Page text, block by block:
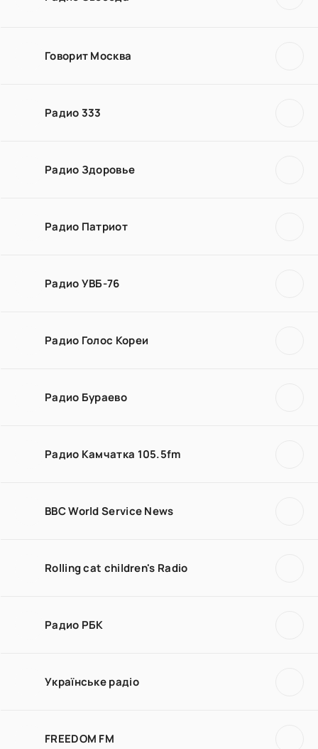
Говорит Москва
Радио 333
Радио Здоровье
Радио Патриот
Радио УВБ-76
Радио Голос Кореи
Радио Бураево
Радио Камчатка 105.5fm
BBC World Service News
Rolling cat children's Radio
Радио РБК
Українське радіо
FREEDOM FM